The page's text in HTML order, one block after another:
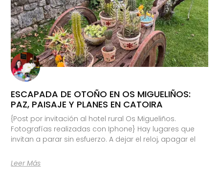
ESCAPADA DE OTOÑO EN OS MIGUELIÑOS:
PAZ, PAISAJE Y PLANES EN CATOIRA
{Post por invitación al hotel rural Os Migueliños.
Fotografías realizadas con Iphone} Hay lugares que
invitan a parar sin esfuerzo. A dejar el reloj, apagar el
Leer Más